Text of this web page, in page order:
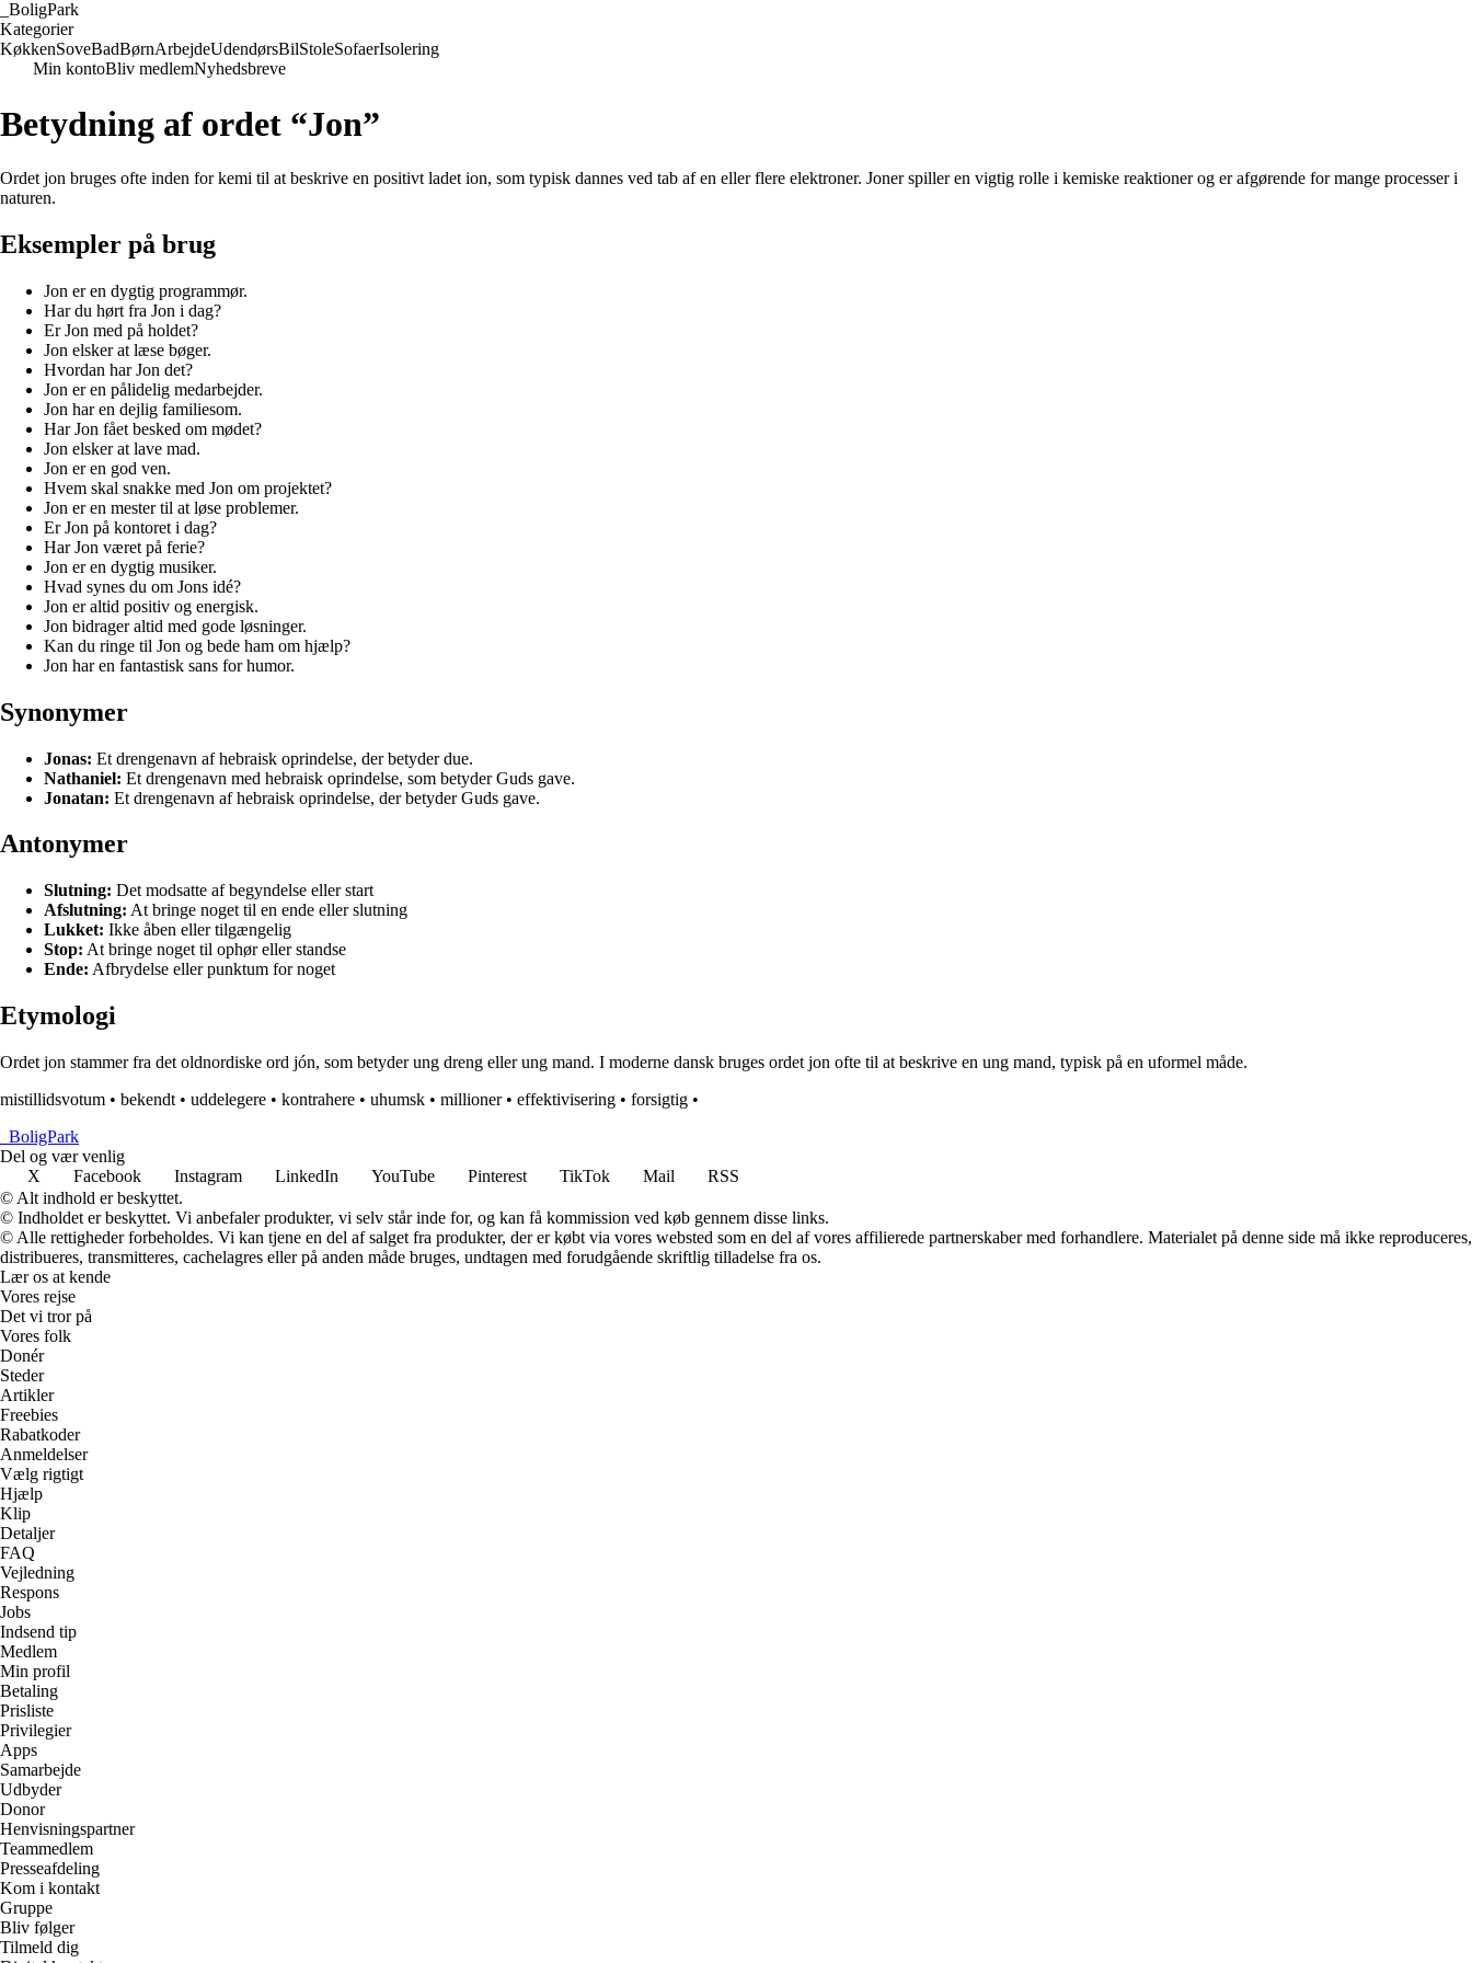
BoligPark
Kategorier
KøkkenSoveBadBørnArbejdeUdendørsBilStoleSofaerIsolering
Min kontoBliv medlemNyhedsbreve
Betydning af ordet “Jon”
Ordet jon bruges ofte inden for kemi til at beskrive en positivt ladet ion, som typisk dannes ved tab af en eller flere elektroner. Joner spiller en vigtig rolle i kemiske reaktioner og er afgørende for mange processer i
naturen.
Eksempler på brug
Jon er en dygtig programmør.
Har du hørt fra Jon i dag?
Er Jon med på holdet?
Jon elsker at læse bøger.
Hvordan har Jon det?
Jon er en pålidelig medarbejder.
Jon har en dejlig familiesom.
Har Jon fået besked om mødet?
Jon elsker at lave mad.
Jon er en god ven.
Hvem skal snakke med Jon om projektet?
Jon er en mester til at løse problemer.
Er Jon på kontoret i dag?
Har Jon været på ferie?
Jon er en dygtig musiker.
Hvad synes du om Jons idé?
Jon er altid positiv og energisk.
Jon bidrager altid med gode løsninger.
Kan du ringe til Jon og bede ham om hjælp?
Jon har en fantastisk sans for humor.
Synonymer
Jonas: Et drengenavn af hebraisk oprindelse, der betyder due.
Nathaniel: Et drengenavn med hebraisk oprindelse, som betyder Guds gave.
Jonatan: Et drengenavn af hebraisk oprindelse, der betyder Guds gave.
Antonymer
Slutning: Det modsatte af begyndelse eller start
Afslutning: At bringe noget til en ende eller slutning
Lukket: Ikke åben eller tilgængelig
Stop: At bringe noget til ophør eller standse
Ende: Afbrydelse eller punktum for noget
Etymologi
Ordet jon stammer fra det oldnordiske ord jón, som betyder ung dreng eller ung mand. I moderne dansk bruges ordet jon ofte til at beskrive en ung mand, typisk på en uformel måde.
mistillidsvotum • bekendt • uddelegere • kontrahere • uhumsk • millioner• effektivisering • forsigtig •
BoligPark
Del og vær venlig
X
Facebook Instagram LinkedIn YouTube Pinterest TikTok Mail
RSS
© Alt indhold er beskyttet.
© Indholdet er beskyttet. Vi anbefaler produkter, vi selv står inde for, og kan få kommission ved køb gennem disse links.
© Alle rettigheder forbeholdes. Vi kan tjene en del af salget fra produkter, der er købt via vores websted som en del af vores affilierede partnerskaber med forhandlere. Materialet på denne side må ikke reproduceres,
distribueres, transmitteres, cachelagres eller på anden måde bruges, undtagen med forudgående skriftlig tilladelse fra os.
Lær os at kende
Vores rejse
Det vi tror på
Vores folk
Donér
Steder
Artikler
Freebies
Rabatkoder
Anmeldelser
Vælg rigtigt
Hjælp
Klip
Detaljer
FAQ
Vejledning
Respons
Jobs
Indsend tip
Medlem
Min profil
Betaling
Prisliste
Privilegier
Apps
Samarbejde
Udbyder
Donor
Henvisningspartner
Teammedlem
Presseafdeling
Kom i kontakt
Gruppe
Bliv følger
Tilmeld dig